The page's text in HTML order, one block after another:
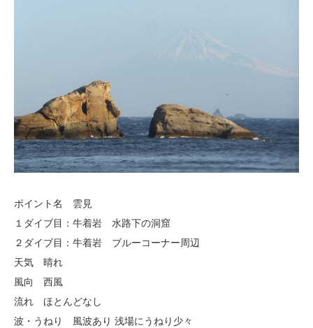
ポイント名 雲見
１ダイブ目：牛着岩 水路下の洞窟
２ダイブ目：牛着岩 ブルーコーナー周辺
天気 晴れ
風向 西風
流れ ほとんどなし
波・うねり 風波あり 浅場にうねり少々